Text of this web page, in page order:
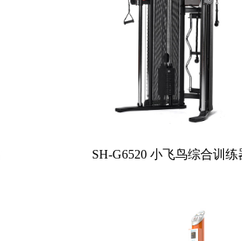
SH-G6520 小飞鸟综合训练